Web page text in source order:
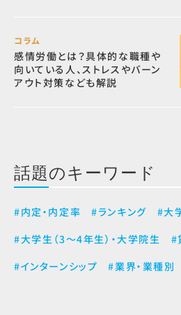
コラム
感情労働とは？具体的な職種や
向いている人、ストレスやバーン
アウト対策なども解説
話題のキーワード
#内定・内定率 #ランキング
#大
#大学生（3～4年生）・大学院生
#
#インターンシップ
#業界・業種別